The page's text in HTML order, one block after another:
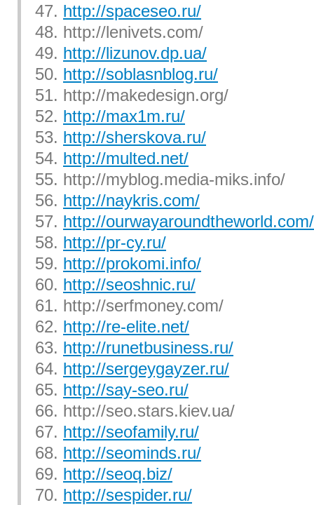
47. http://spaceseo.ru/
48. http://lenivets.com/
49. http://lizunov.dp.ua/
50. http://soblasnblog.ru/
51. http://makedesign.org/
52. http://max1m.ru/
53. http://sherskova.ru/
54. http://multed.net/
55. http://myblog.media-miks.info/
56. http://naykris.com/
57. http://
58. http://pr-cy.ru/
59. http://prokomi.info/
60. http://seoshnic.ru/
61. http://serfmoney.com/
62. http://re-elite.net/
63. http://runetbusiness.ru/
64. http://sergeygayzer.ru/
65. http://say-seo.ru/
66. http://seo.stars.kiev.ua/
67. http://seofamily.ru/
68. http://seominds.ru/
69. http://seoq.biz/
70. http://sespider.ru/